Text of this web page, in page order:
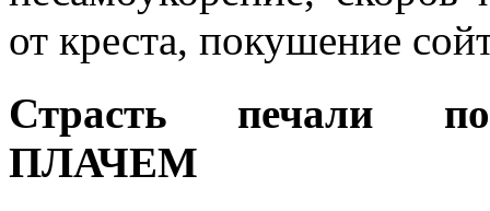
от креста, покушение
Страсть печали
ПЛАЧЕМ